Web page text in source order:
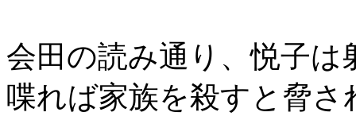
会田の読み通り、悦子は
喋れば家族を殺すと脅